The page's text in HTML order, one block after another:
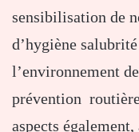
sensibilisation de
d’hygiène
l’environnement
prévention
aspects